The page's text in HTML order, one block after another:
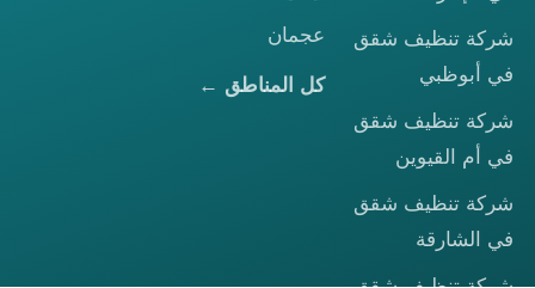
شركة تنظيف شقق
في أبوظبي
شركة تنظيف شقق
في أم القيوين
شركة تنظيف شقق
في الشارقة
عجمان
كل المناطق ←